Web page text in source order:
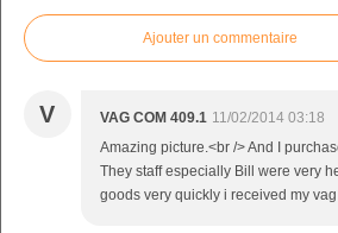
Ajouter un commentaire
V VAG COM 409.1 11/02/2014 03:18
Amazing picture.<br /> And I
They staff especially Bill were very
goods very quickly i received my